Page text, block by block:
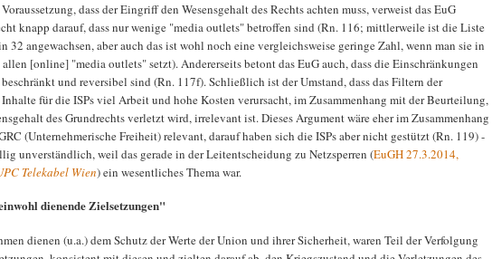
dass der Eingriff den Wesensgehalt des Rechts achten muss, verweist das EuG
knapp darauf, dass nur wenige "media outlets" betroffen sind (Rn. 116; mittlerweile ist die Liste
32 angewachsen, aber auch das ist wohl noch eine vergleichsweise geringe Zahl, wenn man sie in
[online] "media outlets" setzt). Andererseits betont das EuG auch, dass die Einschränkungen
und reversibel sind (Rn. 117f). Schließlich ist der Umstand, dass das Filtern der
für die ISPs viel Arbeit und hohe Kosten verursacht, im Zusammenhang mit der Beurteilung,
des Grundrechts verletzt wird, irrelevant ist. Dieses Argument wäre eher im Zusammenhang
(Unternehmerische Freiheit) relevant, darauf haben sich die ISPs aber nicht gestützt (Rn. 119) -
unverständlich, weil das gerade in der Leitentscheidung zu Netzsperren (EuGH 27.3.2014,
Telekabel Wien) ein wesentliches Thema war.
dienende Zielsetzungen"
dienen (u.a.) dem Schutz der Werte der Union und ihrer Sicherheit, waren Teil der Verfolgung